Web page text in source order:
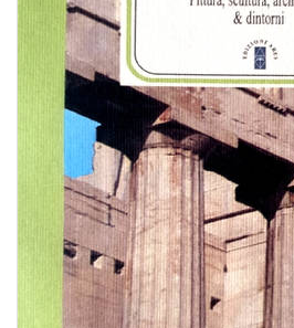
BIOGRAFIE
ATTUALITÀ